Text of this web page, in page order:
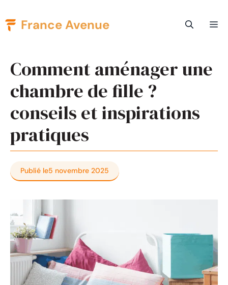
Aller
au
France Avenue
Comment aménager une
chambre de fille ?
conseils et inspirations
pratiques
Publié le5 novembre 2025